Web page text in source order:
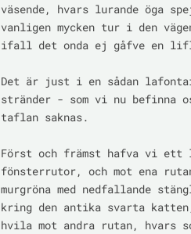
väsende, hvars lurande öga
vanligen mycken tur i den
ifall det onda ej gåfve en
Det är just i en sådan
stränder - som vi nu befinna
taflan saknas.
Först och främst hafva vi ett
fönsterrutor, och mot ena
murgröna med nedfallande
kring den antika svarta
hvila mot andra rutan, hvars